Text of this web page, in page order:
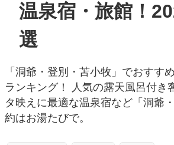
温泉宿・旅館！
選
「洞爺・登別・苫小牧」でおすす
ランキング！ 人気の露天風呂付き
タ映えに最適な温泉宿など「洞爺
約はお湯たびで。